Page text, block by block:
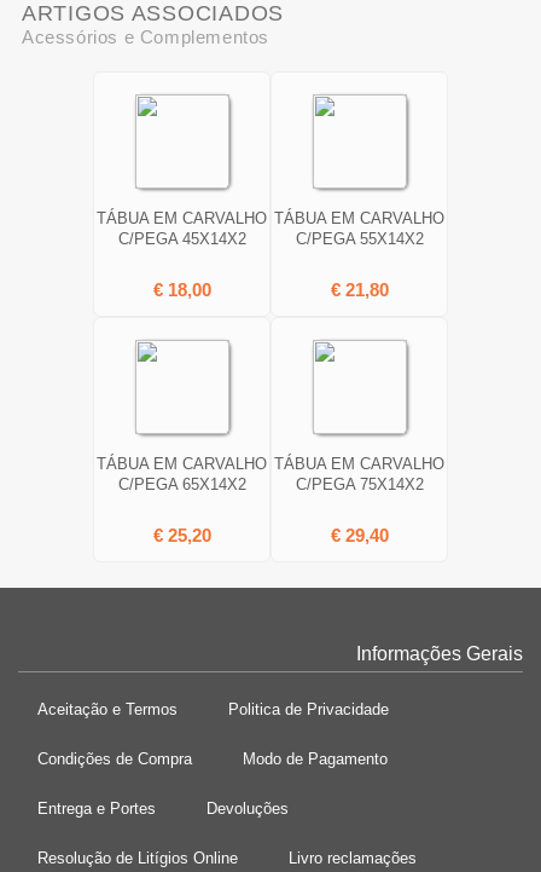
ARTIGOS ASSOCIADOS
Acessórios e Complementos
TÁBUA EM CARVALHO
C/PEGA 45X14X2
€ 18,00
TÁBUA EM CARVALHO
C/PEGA 55X14X2
€ 21,80
TÁBUA EM CARVALHO
C/PEGA 65X14X2
€ 25,20
TÁBUA EM CARVALHO
C/PEGA 75X14X2
€ 29,40
Informações Gerais
Aceitação e Termos Politica de Privacidade
Condições de Compra Modo de Pagamento
Entrega e Portes Devoluções
Resolução de Litígios Online Livro reclamações